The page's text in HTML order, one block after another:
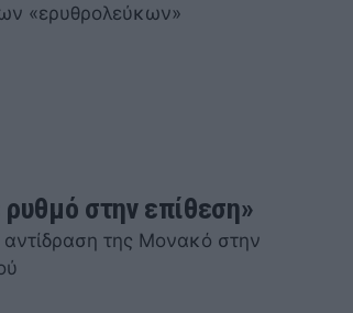
«ερυθρολεύκων»
στην επίθεση»
της Μονακό στην